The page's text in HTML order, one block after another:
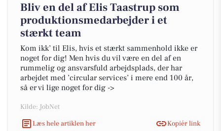
Bliv en del af Elis Taastrup som
produktionsmedarbejder i et
stærkt team
Kom ikk’ til Elis, hvis et stærkt sammenhold ikke er
noget for dig! Men hvis du vil være en del af en
rummelig og ansvarsfuld arbejdsplads, der har
arbejdet med ’circular services’ i mere end 100 år,
så er vi lige noget for dig ->
Kilde: JobNet
Læs hele artiklen her
Kopiér link